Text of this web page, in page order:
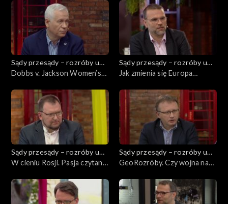
Ukrainie. Próba
podsumowania
Sądy przesądy – rozróby u
Kuby
Dobbs v. Jackson Women’s
Problem granic
sędziowskiego aktywizmu
orzeczniczego
Sądy przesądy – rozróby u
Kuby
Jak zmienia się Europa
Ukrainie?
Sądy przesądy – rozróby u
Kuby
W cieniu Rosji. Pasja czytania
Sądy przesądy – rozróby u
Kuby
GeoRozróby. Czy wojna na
w Unii Europejskiej?